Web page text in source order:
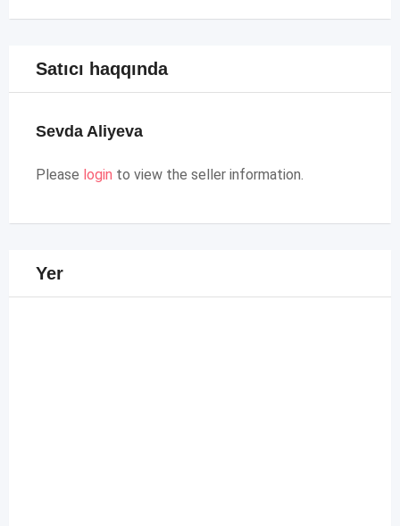
Satıcı haqqında
Sevda Aliyeva
Please login to view the seller information.
Yer